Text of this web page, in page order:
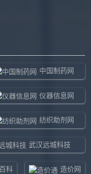
中国制药网
仪器信息网
纺织助剂网
武汉远城科技
科 造价网